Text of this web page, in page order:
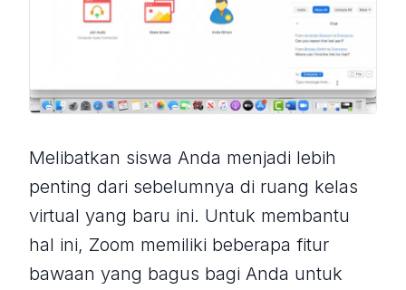
Melibatkan siswa Anda menjadi lebih
penting dari sebelumnya di ruang kelas
virtual yang baru ini. Untuk membantu
hal ini, Zoom memiliki beberapa fitur
bawaan yang bagus bagi Anda untuk